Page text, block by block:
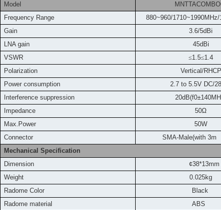
Model
Frequency Range
880~960/
Gain
3.6/5dBi
LNA gain
45dBi
VSWR
≤1.5≤1.4
Polarization
Vertical/RHCP
Power consumption
2.7 to 5.5V DC/
Interference suppression
Impedance
50Ω
Max.Power
50W
Connector
SMA-Male(with 3m
Mechanical Specification
Dimension
¢38*13mm
Weight
0.025kg
Radome Color
Black
Radome material
ABS